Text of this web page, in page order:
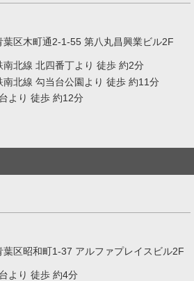
葉区木町通2-1-55 第八丸昌興業ビル2F
南北線 北四番丁より 徒歩 約2分
南北線 勾当台公園より 徒歩 約11分
より 徒歩 約12分
葉区昭和町1-37 アルファプレイスビル2F
より 徒歩 約4分